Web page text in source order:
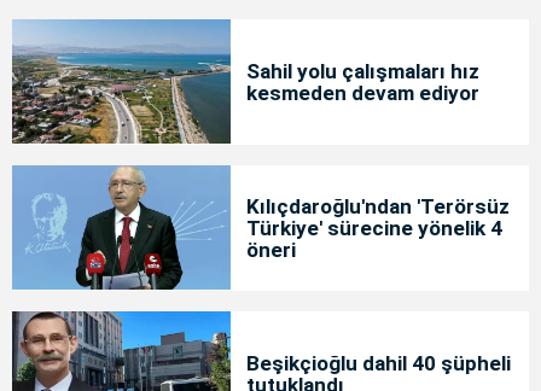
Sahil yolu çalışmaları hız
kesmeden devam ediyor
Kılıçdaroğlu'ndan 'Terörsüz
Türkiye' sürecine yönelik 4
öneri
Beşikçioğlu dahil 40 şüpheli
tutuklandı